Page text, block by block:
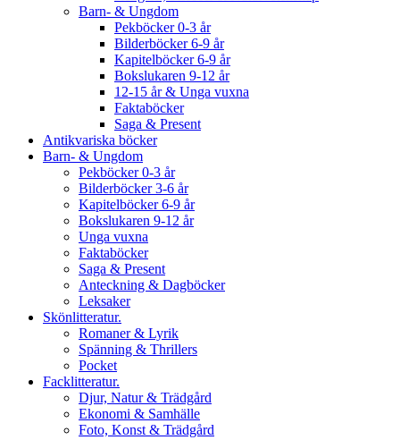
Barn- & Ungdom
Pekböcker 0-3 år
Bilderböcker 6-9 år
Kapitelböcker 6-9 år
Bokslukaren 9-12 år
12-15 år & Unga vuxna
Faktaböcker
Saga & Present
Antikvariska böcker
Barn- & Ungdom
Pekböcker 0-3 år
Bilderböcker 3-6 år
Kapitelböcker 6-9 år
Bokslukaren 9-12 år
Unga vuxna
Faktaböcker
Saga & Present
Anteckning & Dagböcker
Leksaker
Skönlitteratur.
Romaner & Lyrik
Spänning & Thrillers
Pocket
Facklitteratur.
Djur, Natur & Trädgård
Ekonomi & Samhälle
Foto, Konst & Trädgård